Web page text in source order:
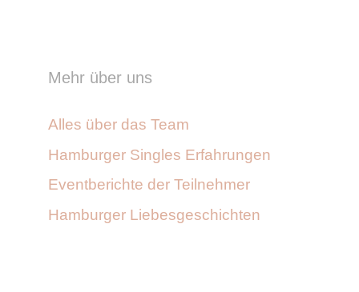
Mehr über uns
Alles über das Team
Hamburger Singles Erfahrungen
Eventberichte der Teilnehmer
Hamburger Liebesgeschichten